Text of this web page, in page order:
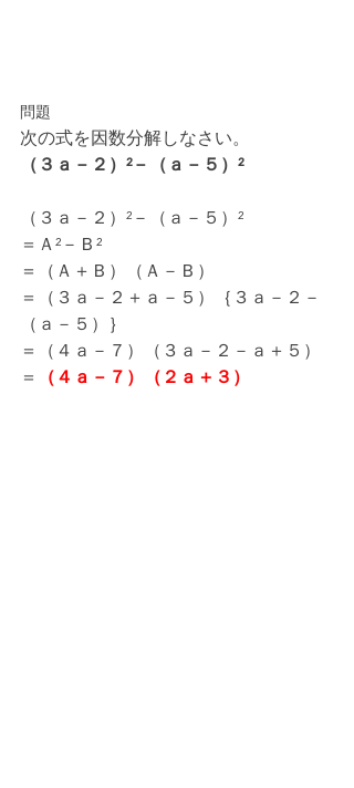
問題
次の式を因数分解しなさい。
（３ａ－２）²－（ａ－５）²
（３ａ－２）²－（ａ－５）²
＝Ａ²－Ｂ²
＝（Ａ＋Ｂ）（Ａ－Ｂ）
＝（３ａ－２＋ａ－５）｛３ａ－２－
（ａ－５）｝
＝（４ａ－７）（３ａ－２－ａ＋５）
＝
（４ａ－７）（２ａ＋３）